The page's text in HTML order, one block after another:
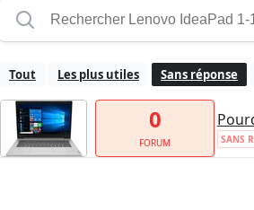
Tout Les plus utiles Sans réponse
0
FORUM SANS